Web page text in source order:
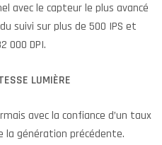
avec le capteur le plus avancé
suivi sur plus de 500 IPS et
000 DPI.
LUMIÈRE
avec la confiance d’un taux
la génération précédente.